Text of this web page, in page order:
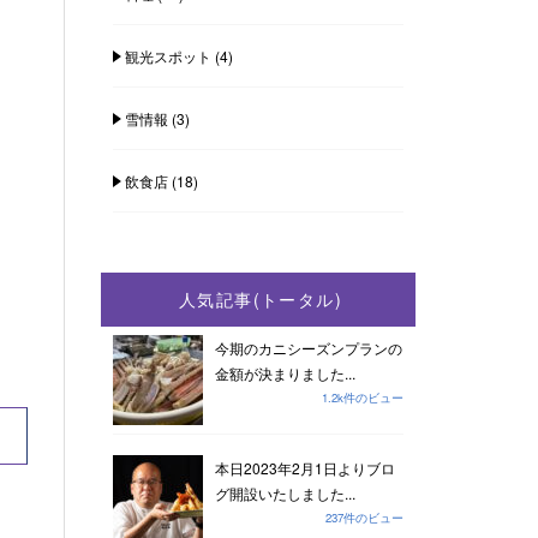
観光スポット (4)
雪情報 (3)
飲食店(18)
人気記事(トータル)
今期のカニシーズンプランの
金額が決まりました...
1.2k件のビュー
本日2023年2月1日よりブロ
グ開設いたしました...
237件のビュー